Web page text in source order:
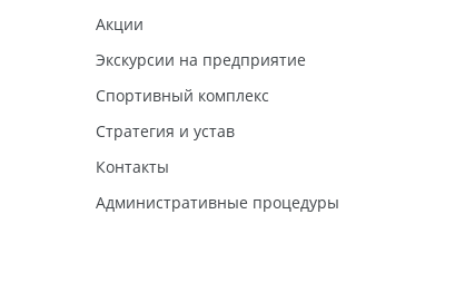
Акции
Экскурсии на предприятие
Спортивный комплекс
Стратегия и устав
Контакты
Административные процедуры